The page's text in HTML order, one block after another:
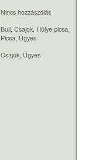
Nincs hozzászólás
Buli, Csajok, Hülye picsa,
Picsa, Ügyes
Csajok, Ügyes